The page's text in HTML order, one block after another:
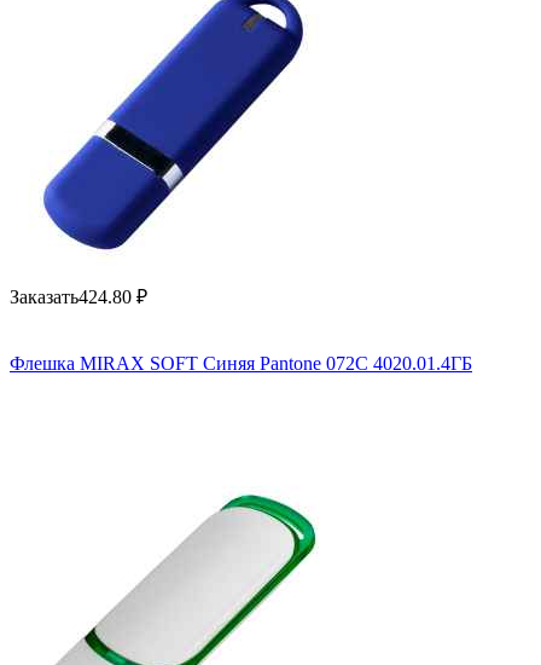
Заказать424.80 ₽
Флешка MIRAX SOFT Синяя Pantone 072C 4020.01.4ГБ